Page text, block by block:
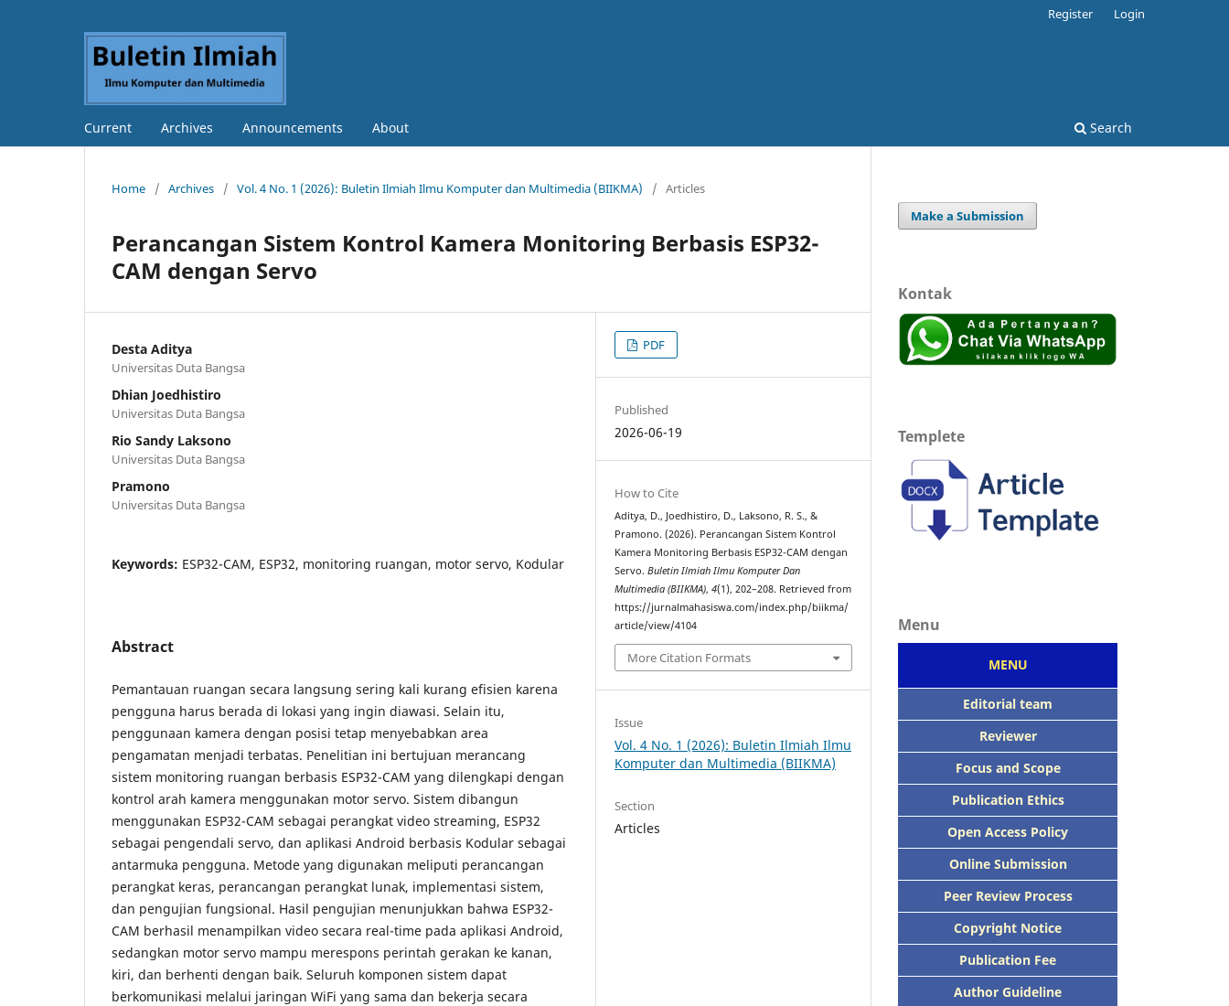
Current Archives Announcements About Search
Register Login
Home / Archives / Vol. 4 No. 1 (2026): Buletin Ilmiah Ilmu Komputer dan Multimedia (BIIKMA) / Articles
Perancangan Sistem Kontrol Kamera Monitoring Berbasis ESP32-
CAM dengan Servo
Desta Aditya
Universitas Duta Bangsa
Dhian Joedhistiro
Universitas Duta Bangsa
Rio Sandy Laksono
Universitas Duta Bangsa
Pramono
Universitas Duta Bangsa
Keywords: ESP32-CAM, ESP32, monitoring ruangan, motor servo, Kodular
Abstract
Pemantauan ruangan secara langsung sering kali kurang efisien karena
pengguna harus berada di lokasi yang ingin diawasi. Selain itu,
penggunaan kamera dengan posisi tetap menyebabkan area
pengamatan menjadi terbatas. Penelitian ini bertujuan merancang
sistem monitoring ruangan berbasis ESP32-CAM yang dilengkapi dengan
kontrol arah kamera menggunakan motor servo. Sistem dibangun
menggunakan ESP32-CAM sebagai perangkat video streaming, ESP32
sebagai pengendali servo, dan aplikasi Android berbasis Kodular sebagai
antarmuka pengguna. Metode yang digunakan meliputi perancangan
perangkat keras, perancangan perangkat lunak, implementasi sistem,
dan pengujian fungsional. Hasil pengujian menunjukkan bahwa ESP32-
CAM berhasil menampilkan video secara real-time pada aplikasi Android,
sedangkan motor servo mampu merespons perintah gerakan ke kanan,
kiri, dan berhenti dengan baik. Seluruh komponen sistem dapat
berkomunikasi melalui jaringan WiFi yang sama dan bekerja secara
PDF
Published
2026-06-19
How to Cite
Aditya, D., Joedhistiro, D., Laksono, R. S., &
Pramono. (2026). Perancangan Sistem Kontrol
Kamera Monitoring Berbasis ESP32-CAM dengan
Servo.Buletin Ilmiah Ilmu Komputer Dan
Multimedia (BIIKMA),4(1), 202–208. Retrieved from
https://jurnalmahasiswa.com/index.php/biikma/
article/view/4104
More Citation Formats
Issue
Vol. 4 No. 1 (2026): Buletin Ilmiah Ilmu
Komputer dan Multimedia (BIIKMA)
Section
Articles
Make a Submission
Kontak
Templete
Menu
MENU
Editorial team
Reviewer
Focus and Scope
Publication Ethics
Open Access Policy
Online Submission
Peer Review Process
Copyright Notice
Publication Fee
Author Guideline